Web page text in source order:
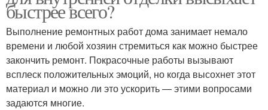
быстрее всего?
Выполнение ремонтных работ дома занимает немало
времени и любой хозяин стремиться как можно быстрее
закончить ремонт. Покрасочные работы вызывают
всплеск положительных эмоций, но когда высохнет этот
материал и можно ли это ускорить — этими вопросами
задаются многие.